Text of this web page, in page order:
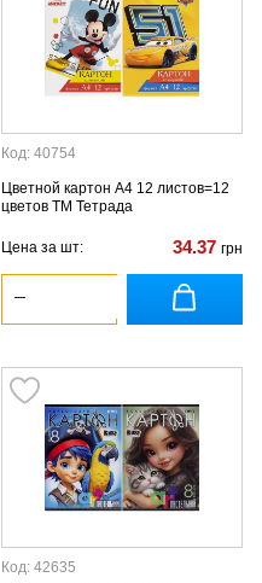
Код: 40754
Цветной картон А4 12 листов=12
цветов ТМ Тетрада
Цена за шт: 34.37 грн
Код: 42635